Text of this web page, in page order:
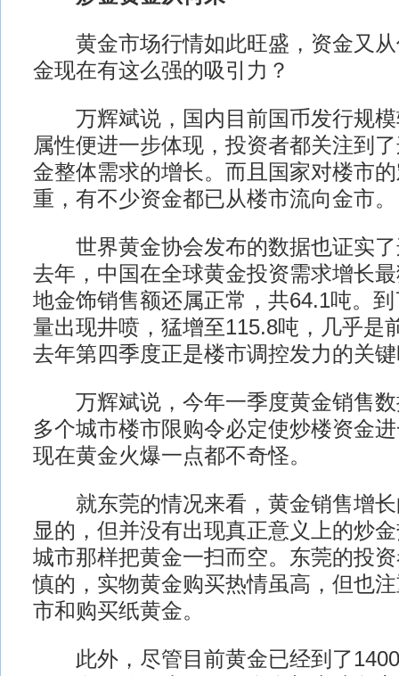
黄金市场行情如此旺盛，资金又从
金现在有这么强的吸引力？
万辉斌说，国内目前国币发行规模
属性便进一步体现，投资者都关注到
金整体需求的增长。而且国家对楼市
重，有不少资金都已从楼市流向金市。
世界黄金协会发布的数据也证实了
去年，中国在全球黄金投资需求增长
地金饰销售额还属正常，共64.1吨。
量出现井喷，猛增至115.8吨，几乎是
去年第四季度正是楼市调控发力的关
万辉斌说，今年一季度黄金销售数
多个城市楼市限购令必定使炒楼资金
现在黄金火爆一点都不奇怪。
就东莞的情况来看，黄金销售增长
显的，但并没有出现真正意义上的炒
城市那样把黄金一扫而空。东莞的投
慎的，实物黄金购买热情虽高，但也
市和购买纸黄金。
此外，尽管目前黄金已经到了1400